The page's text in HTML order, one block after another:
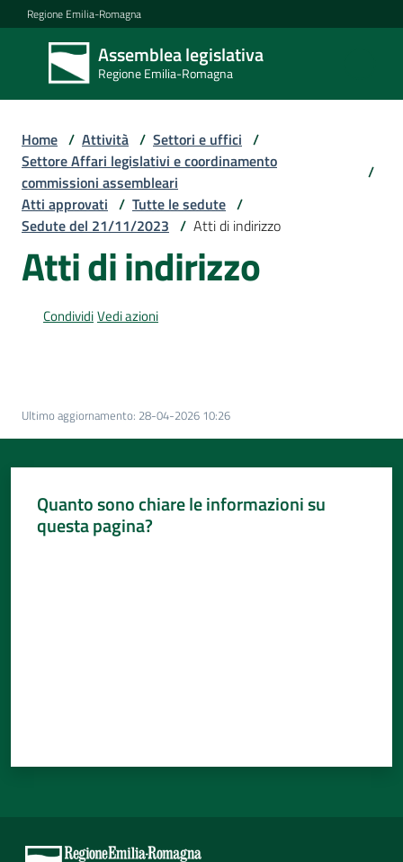
Vai al contenuto
Vai alla navigazione
Vai al footer
Regione Emilia-Romagna
Assemblea legislativa
Regione Emilia-Romagna
Assemblea
legislativa
Regione Emilia-
Assemblea
Attività
Per
Per
cittadini
Home / Attività / Settori e uffici /
Settore Affari legislativi e coordinamento
commissioni assembleari
/
Atti approvati / Tutte le sedute /
Sedute del 21/11/2023 / Atti di indirizzo
Atti di indirizzo
CondividiVedi azioni
Ultimo aggiornamento: 28-04-2026 10:26
Quanto sono chiare le informazioni su
questa pagina?